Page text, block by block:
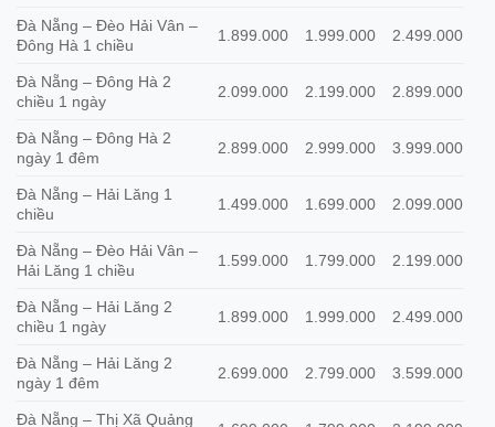
Đà Nẵng – Đèo Hải Vân –
Đông Hà 1 chiều
1.899.000 1.999.000 2.499.000
Đà Nẵng – Đông Hà 2
chiều 1 ngày
2.099.000 2.199.000 2.899.000
Đà Nẵng – Đông Hà 2
ngày 1 đêm
2.899.000 2.999.000 3.999.000
Đà Nẵng – Hải Lăng 1
chiều
1.499.000 1.699.000 2.099.000
Đà Nẵng – Đèo Hải Vân –
Hải Lăng 1 chiều
1.599.000 1.799.000 2.199.000
Đà Nẵng – Hải Lăng 2
chiều 1 ngày
1.899.000 1.999.000 2.499.000
Đà Nẵng – Hải Lăng 2
ngày 1 đêm
2.699.000 2.799.000 3.599.000
Đà Nẵng – Thị Xã Quảng